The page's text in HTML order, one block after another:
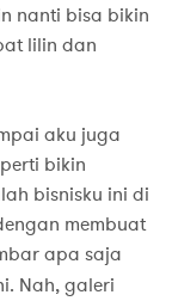
nanti bisa bikin
lilin dan
aku juga
bikin
bisnisku ini di
membuat
apa saja
Nah, galeri